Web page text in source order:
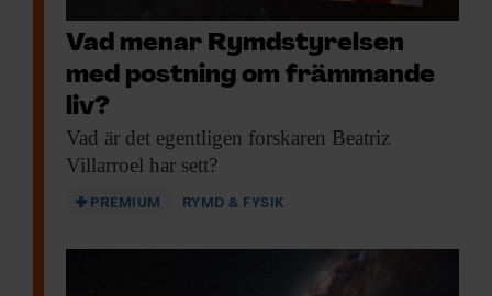
Vad menar Rymdstyrelsen
med postning om främmande
liv?
Vad är det egentligen forskaren Beatriz
Villarroel har sett?
PREMIUM RYMD & FYSIK